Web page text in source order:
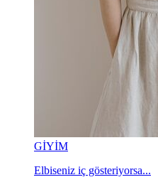
GİYİM
Elbiseniz iç gösteriyorsa...